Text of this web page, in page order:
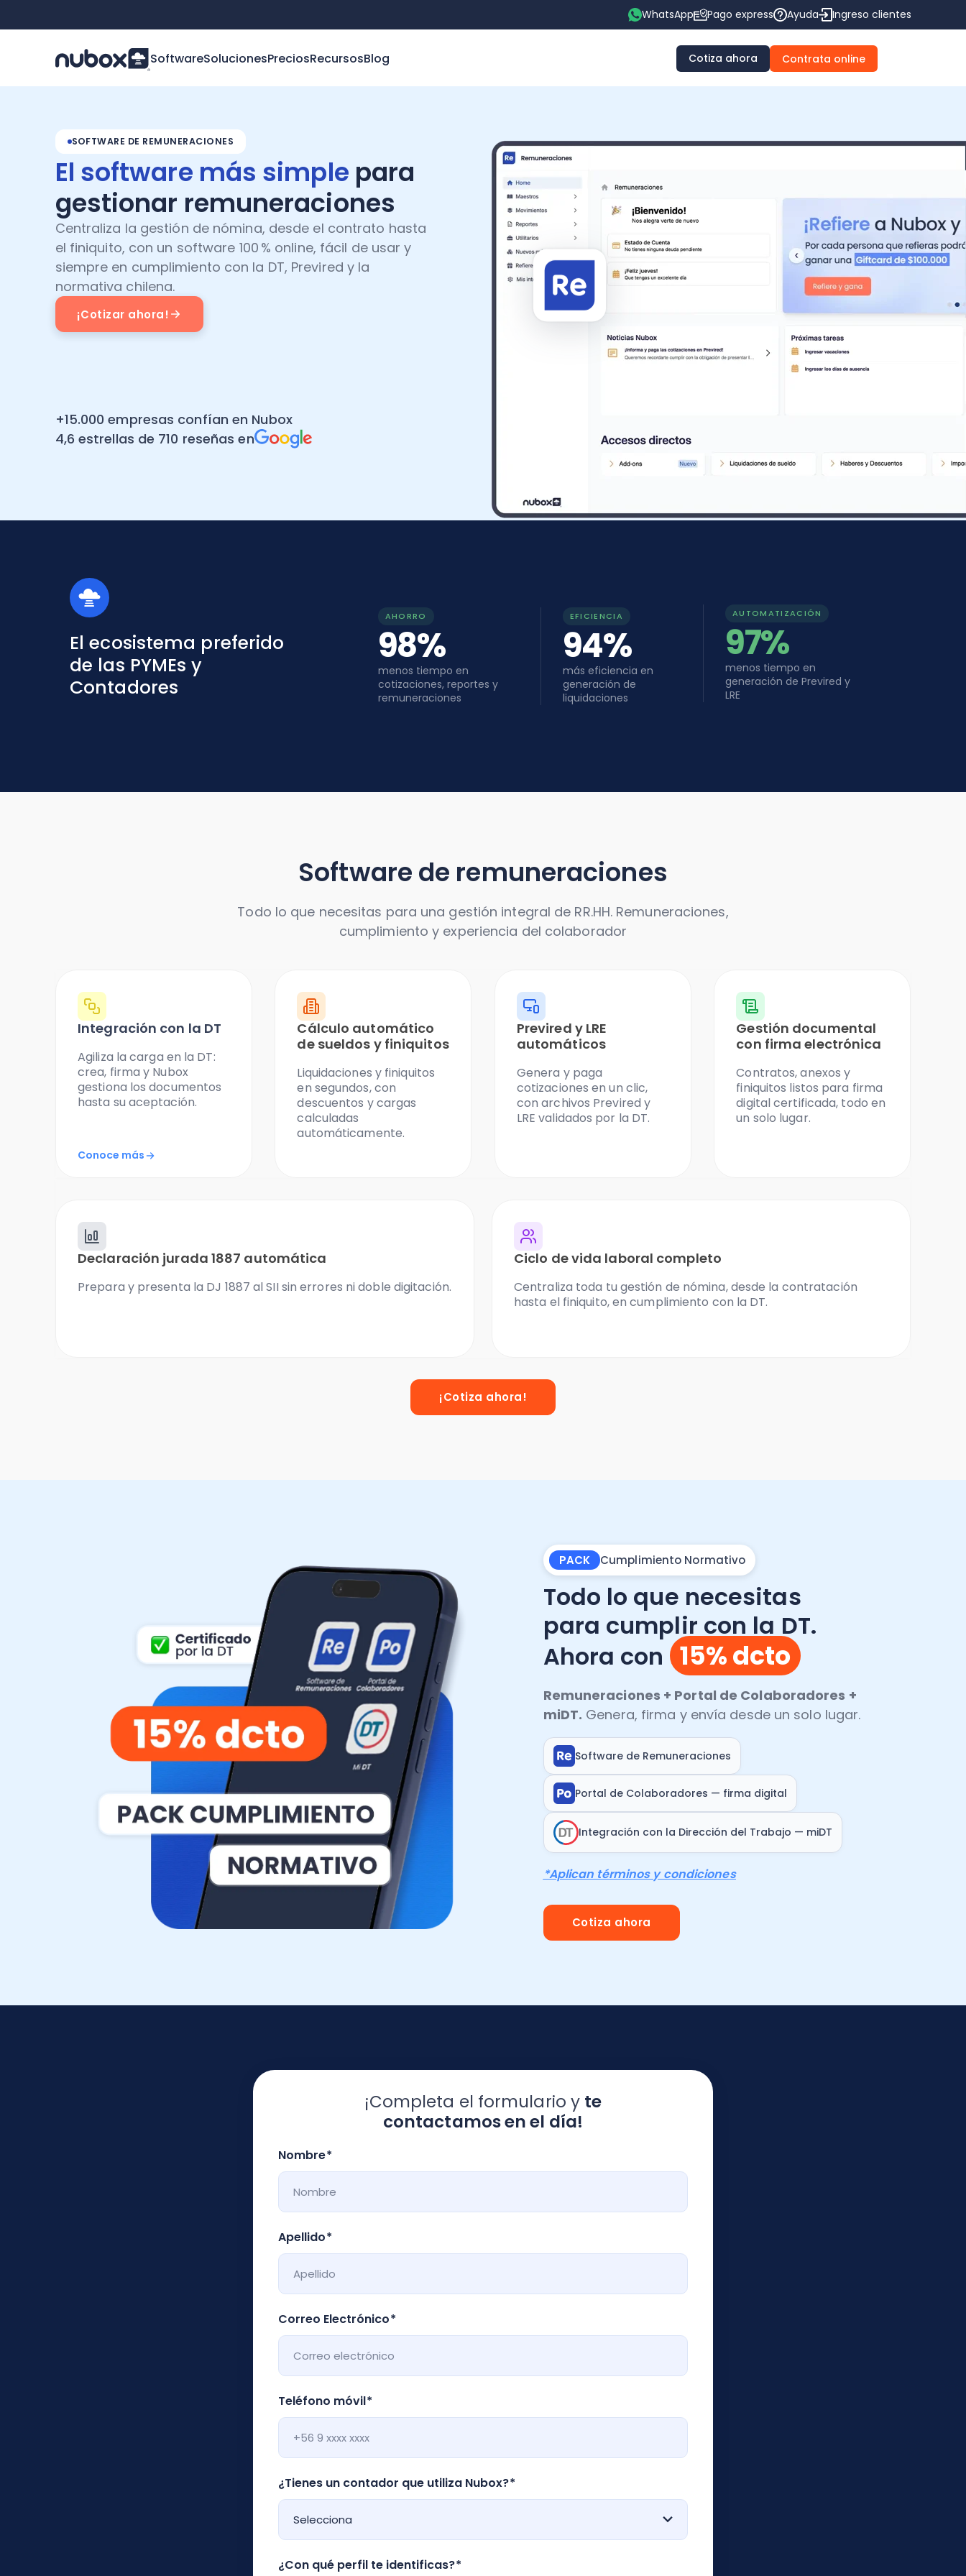
WhatsApp Pago express Ayuda Ingreso clientes
SoftwareSolucionesPreciosRecursosBlog Cotiza ahora Contrata online
SOFTWARE DE REMUNERACIONES
El software más simple para
gestionar remuneraciones
Centraliza la gestión de nómina, desde el contrato hasta
el finiquito, con un software 100 % online, fácil de usar y
siempre en cumplimiento con la DT, Previred y la
normativa chilena.
¡Cotizar ahora!
+15.000 empresas confían en Nubox
4,6 estrellas de 710 reseñas en
El ecosistema preferido
de las PYMEs y
Contadores
AHORRO
98%
menos tiempo en
cotizaciones, reportes y
remuneraciones
EFICIENCIA
94%
más eficiencia en
generación de
liquidaciones
AUTOMATIZACIÓN
97%
menos tiempo en
generación de Previred y
LRE
Software de remuneraciones
Todo lo que necesitas para una gestión integral de RR.HH. Remuneraciones,
cumplimiento y experiencia del colaborador
Integración con la DT
Agiliza la carga en la DT:
crea, firma y Nubox
gestiona los documentos
hasta su aceptación.
Conoce más
Cálculo automático
de sueldos y finiquitos
Liquidaciones y finiquitos
en segundos, con
descuentos y cargas
calculadas
automáticamente.
Previred y LRE
automáticos
Genera y paga
cotizaciones en un clic,
con archivos Previred y
LRE validados por la DT.
Gestión documental
con firma electrónica
Contratos, anexos y
finiquitos listos para firma
digital certificada, todo en
un solo lugar.
Declaración jurada 1887 automática
Prepara y presenta la DJ 1887 al SII sin errores ni doble digitación.
Ciclo de vida laboral completo
Centraliza toda tu gestión de nómina, desde la contratación
hasta el finiquito, en cumplimiento con la DT.
¡Cotiza ahora!
PACK Cumplimiento Normativo
Todo lo que necesitas
para cumplir con la DT.
Ahora con 15% dcto
Remuneraciones + Portal de Colaboradores +
miDT. Genera, firma y envía desde un solo lugar.
Software de Remuneraciones
Portal de Colaboradores — firma digital
Integración con la Dirección del Trabajo — miDT
*Aplican términos y condiciones
Cotiza ahora
¡Completa el formulario y te
contactamos en el día!
Nombre*
Apellido*
Correo Electrónico*
Teléfono móvil*
¿Tienes un contador que utiliza Nubox?*
¿Con qué perfil te identificas?*